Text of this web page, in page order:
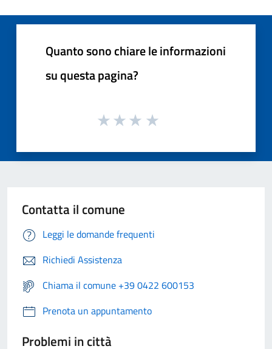
Quanto sono chiare le informazioni
su questa pagina?
Contatta il comune
Leggi le domande frequenti
Richiedi Assistenza
Chiama il comune +39 0422 600153
Prenota un appuntamento
Problemi in città